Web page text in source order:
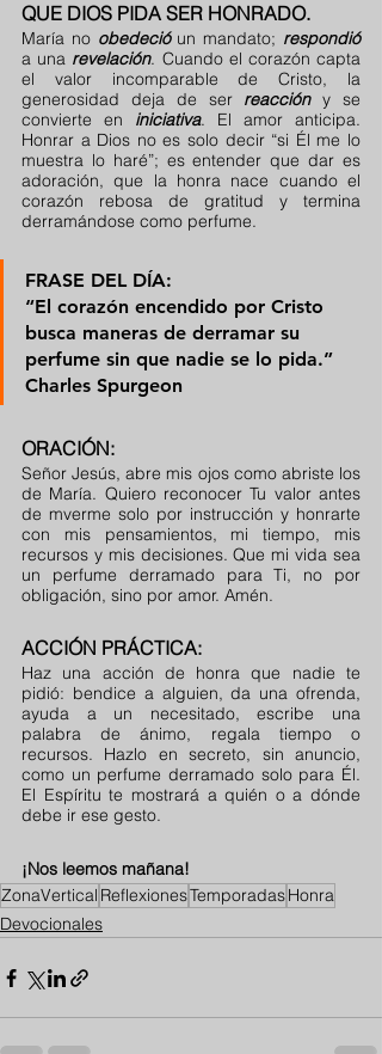
QUE DIOS PIDA SER HONRADO.
María no obedeció un mandato; respondió
a una revelación. Cuando el corazón capta
el valor incomparable de Cristo, la
generosidad deja de ser reacción y se
convierte en iniciativa. El amor anticipa.
Honrar a Dios no es solo decir “si Él me lo
muestra lo haré”; es entender que dar es
adoración, que la honra nace cuando el
corazón rebosa de gratitud y termina
derramándose como perfume.
FRASE DEL DÍA:
“El corazón encendido por Cristo
busca maneras de derramar su
perfume sin que nadie se lo pida.”
Charles Spurgeon
ORACIÓN:
Señor Jesús, abre mis ojos como abriste los
de María. Quiero reconocer Tu valor antes
de mverme solo por instrucción y honrarte
con mis pensamientos, mi tiempo, mis
recursos y mis decisiones. Que mi vida sea
un perfume derramado para Ti, no por
obligación, sino por amor. Amén.
ACCIÓN PRÁCTICA:
Haz una acción de honra que nadie te
pidió: bendice a alguien, da una ofrenda,
ayuda a un necesitado, escribe una
palabra de ánimo, regala tiempo o
recursos. Hazlo en secreto, sin anuncio,
como un perfume derramado solo para Él.
El Espíritu te mostrará a quién o a dónde
debe ir ese gesto.
¡Nos leemos mañana!
ZonaVertical ReflexionesTemporadasHonra
Devocionales